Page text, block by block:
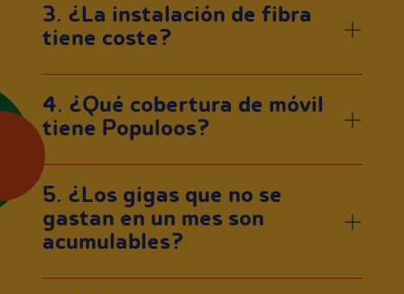
3. ¿La instalación de fibra
tiene coste?
4. ¿Qué cobertura de móvil
tiene Populoos?
5. ¿Los gigas que no se
gastan en un mes son
acumulables?